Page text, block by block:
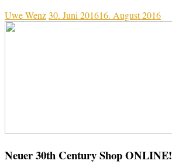
Uwe Wenz30. Juni 201616. August 2016
Neuer 30th Century Shop ONLINE!